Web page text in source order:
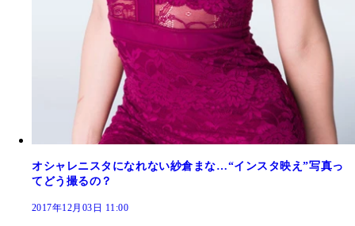
オシャレニスタになれない紗倉まな…“インスタ映え”写真っ
てどう撮るの？
2017年12月03日 11:00